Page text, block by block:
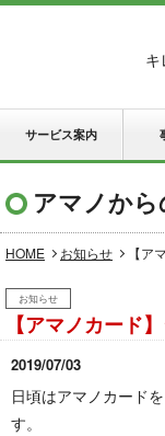
サービス案内
アマノか
HOME お知らせ 【ア
お知らせ
【アマノカード
2019/07/03
日頃はアマノカード
す。